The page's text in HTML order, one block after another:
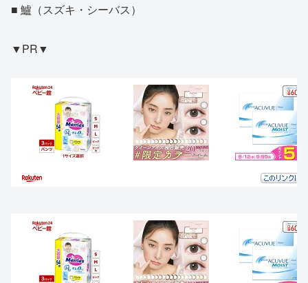
■ 鱸（スズキ・シーバス）
▼PR▼